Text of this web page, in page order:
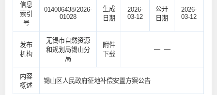
信息
索引
号
014006438/2026-
01028
生成
日期
2026-
03-12
公开
日期
2026-
03-12
发布
机构
无锡市自然资源
和规划局锡山分
局
附件
下载
— —
内容
概述
锡山区人民政府征地补偿安置方案公告